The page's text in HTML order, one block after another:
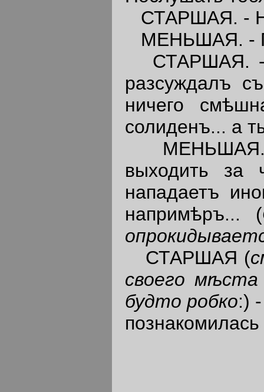
СТАРШАЯ. -
МЕНЬШАЯ. -
СТАРШАЯ. -
разсуждалъ
ничего
солиденъ... а
МЕНЬШАЯ. -
выходить за
нападаетъ
напримѣръ... (
СТАРШАЯ (
своего мѣста
будто робко:)